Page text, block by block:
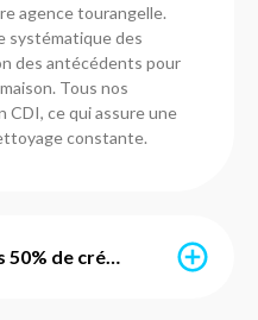
agence tourangelle.
systématique des
des antécédents pour
Tous nos
CDI, ce qui assure une
constante.
Comment bénéficier des 50% de crédit d'impôt immédiat ?